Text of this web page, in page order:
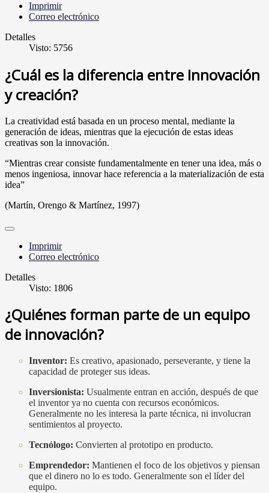
Imprimir
Correo electrónico
Detalles
Visto: 5756
¿Cuál es la diferencia entre Innovación
y creación?
La creatividad está basada en un proceso mental, mediante la
generación de ideas, mientras que la ejecución de estas ideas
creativas son la innovación.
“Mientras crear consiste fundamentalmente en tener una idea, más o
menos ingeniosa, innovar hace referencia a la materialización de esta
idea”
(Martín, Orengo & Martínez, 1997)
Imprimir
Correo electrónico
Detalles
Visto: 1806
¿Quiénes forman parte de un equipo
de innovación?
Inventor: Es creativo, apasionado, perseverante, y tiene la
capacidad de proteger sus ideas.
Inversionista: Usualmente entran en acción, después de que
el inventor ya no cuenta con recursos económicos.
Generalmente no les interesa la parte técnica, ni involucran
sentimientos al proyecto.
Tecnólogo: Convierten al prototipo en producto.
Emprendedor: Mantienen el foco de los objetivos y piensan
que el dinero no lo es todo. Generalmente son el líder del
equipo.